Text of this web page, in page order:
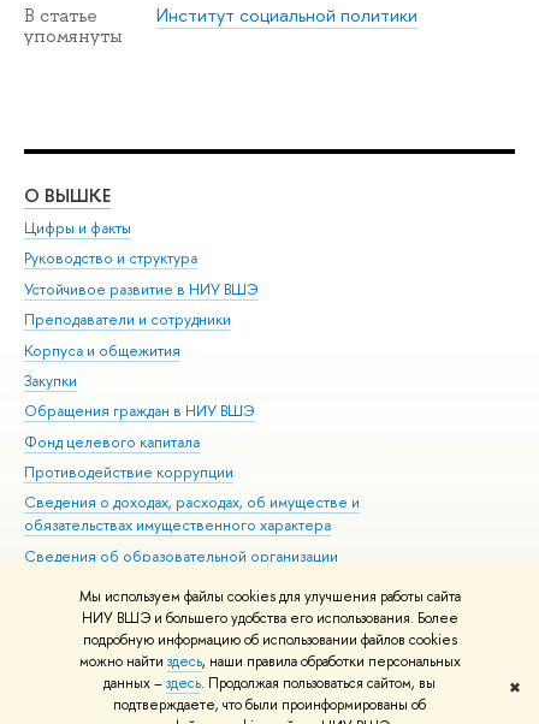
Мы используем файлы cookies для улучшения работы сайта
НИУ ВШЭ и большего удобства его использования. Более
подробную информацию об использовании файлов cookies
можно найти здесь, наши правила обработки персональных
данных –здесь. Продолжая пользоваться сайтом, вы
подтверждаете, что были проинформированы об
✖
В статье
упомянуты
Институт социальной политики
О ВЫШКЕ
Цифры и факты
Руководство и структура
Устойчивое развитие в НИУ ВШЭ
Преподаватели и сотрудники
Корпуса и общежития
Закупки
Обращения граждан в НИУ ВШЭ
Фонд целевого капитала
Противодействие коррупции
Сведения о доходах, расходах, об имуществе и
обязательствах имущественного характера
Сведения об образовательной организации
Людям с ограниченными возможностями здоровья
Единая платежная страница
Работа в Вышке